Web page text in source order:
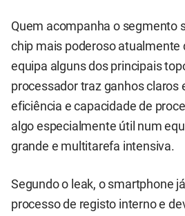
Quem acompanha o segmento
chip mais poderoso atualmente
equipa alguns dos principais
processador traz ganhos claros
eficiência e capacidade de
algo especialmente útil num
grande e multitarefa intensiva.
Segundo o leak, o smartphone
processo de registo interno e